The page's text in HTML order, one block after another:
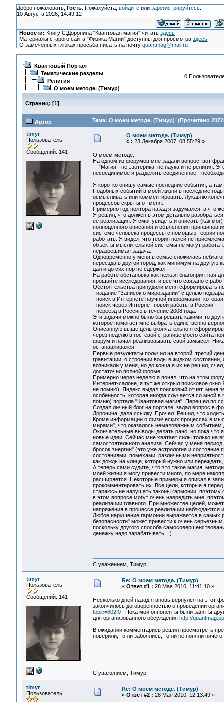
Добро пожаловать, Гость. Пожалуйста, войдитеили зарегистрируйтесь.
10 Августа 2026, 14:49:12
Новости: Книгу С.Доронина "Квантовая магия" читатьздесь
Материалы старого сайта "Физика Магии" доступны для просмотраздесь
О замеченных глюках просьба писать на почтуquantmag@mail.ru
Квантовый Портал
Тематические разделы
Религия
О моем методе. (Тимур)
0
Страниц: [1]
Автор Тема: О моем методе. (Тимур) (Прочитано
timyr
Пользователь
Сообщений: 141
О моем методе. (Тимур)
« : 23 Декабря 2007, 08:55:29 »
О моем методе.
На одном из форумов мне задали вопрос, вот
---"Магия - не эзотерика, не наука и не религия.
несоединимое и разделять соединенное -
Я коротко опишу самые последние события, а там
Подобных событий в моей жизни в последние
осмысливать или комментировать. Лукавлю
процессов скрыты от меня.
Примерно год-полтора назад я задумался, а что
Я решил, что должен в этом детально
ее реализация. Я смог увидеть и описать (как
полноценного описания и объяснения
системе человека процессы с помощью теории
работать. Я видел, что теория полей не
объекты мыслительной системы не могут
неразрешимая задача.
Одновременно у меня в семье сложилась
переезда в другой город, как минимум на
дал и до сих пор не сдержал.
На работе обстановка как нельзя благоприятная
прощайте исследования, и все что связано с
Обстоятельства принудили меня сформировать
- издание "Записок о мироздании" с целью
- поиск в Интернете научной информации,
- поиск через Интернет новой работы в России;
- переезд в Россию в течение 2008 года.
Эти задачи можно было бы решать какими-то
которое помогает мне выбрать единственно
Описанную выше цель окончательно я
через неделю в гостевой странице моего сайта
форум и начал реализовывать свой замысел.
останавливался.
Первые результаты получил на второй, третий
гравитации, о строении воды в жидком
возникали у меня, но до конца я их не решил,
достаточно полной форме.
Примерно через неделю я понял, что на этом
Интернет-салоне, я тут же открыл поисковое
не помню). Яндекс выдал поисковый отчет, меня
особенность, которая иногда случается со мной
помню) портала "Квантовая магия". Перешел по
Создал личный блог на портале, задал вопрос в
Доронина, дала ссылку. Прочел. Решил, что
Кроме информации о физических процессах в
мирами", что оказалось немаловажным событием
Окончательные выводы делать рано, но пока что
новые идеи. Сейчас мне хватает силы только на
самостоятельного анализа. Сейчас у меня
бросок энергии" (это уже астрология и
состояниями, помехами, различными
как дождь на улице, который нужно или
А теперь сами судите, что это такое магия,
моей жизни я могу привести много, по мере
расширяется. Некоторые примеры я описал в
прокомментировать их. Все цели, которые я
стараюсь не нарушать законы гармонии,
в этом вопросе могут очень навредить мне,
реализации главного. При множестве целей,
напряжения в процессе реализации наблюдаются
Любое нарушение гармонии выражается в самых
безопасности" может привести к очень
поскольку другого способа
денежку надо зарабатывать…).
С уважением, Тимур
timyr
Пользователь
Сообщений: 141
Re: О моем методе. (Тимур)
« Ответ #1 : 28 Мая 2010, 11:41:10 »
Несколько дней назад я вновь вернулся на этот
закончилось договоренностью о проведении
topic=602.0. Пока мои оппоненты были заняты
для организованного обсуждения http://
В ожидании комментариев решил просмотреть
поверили, то ли забоялись, то ли не поняли ничего.
С уважением, Тимур
timyr
Пользователь
Re: О моем методе. (Тимур)
« Ответ #2 : 28 Мая 2010, 12:13:49 »